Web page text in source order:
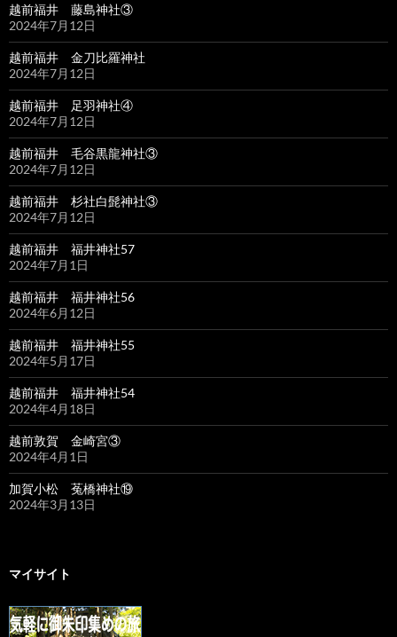
越前福井 藤島神社③
2024年7月12日
越前福井 金刀比羅神社
2024年7月12日
越前福井 足羽神社④
2024年7月12日
越前福井 毛谷黒龍神社③
2024年7月12日
越前福井 杉社白髭神社③
2024年7月12日
越前福井 福井神社57
2024年7月1日
越前福井 福井神社56
2024年6月12日
越前福井 福井神社55
2024年5月17日
越前福井 福井神社54
2024年4月18日
越前敦賀 金崎宮③
2024年4月1日
加賀小松 菟橋神社⑲
2024年3月13日
マイサイト